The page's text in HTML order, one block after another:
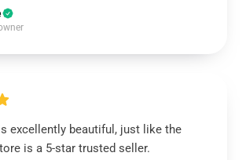
excellently beautiful, just like the
is a 5-star trusted seller.